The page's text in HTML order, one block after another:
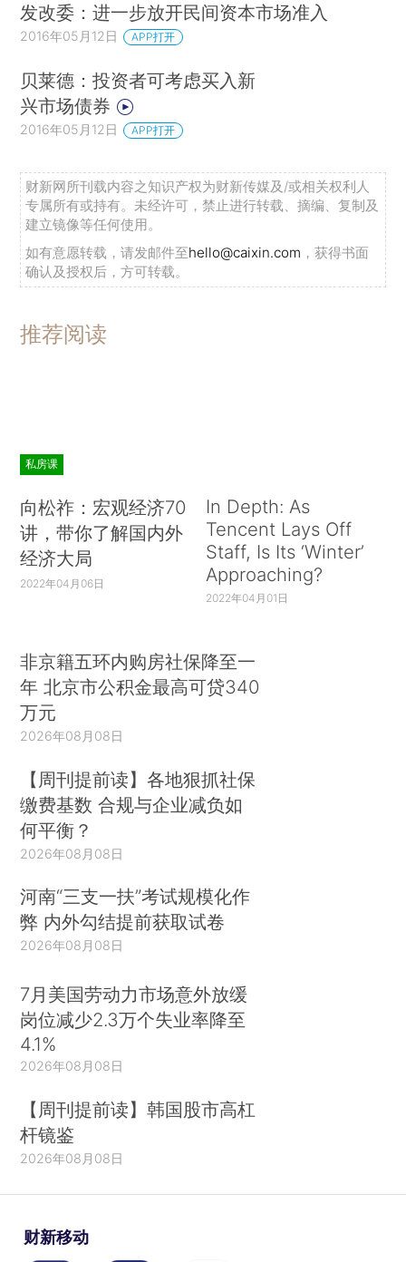
发改委：进一步放开民间资本市场准入
2016年05月12日 APP打开
贝莱德：投资者可考虑买入新
兴市场债券
2016年05月12日 APP打开
财新网所刊载内容之知识产权为财新传媒及/或相关权利人
专属所有或持有。未经许可，禁止进行转载、摘编、复制及
建立镜像等任何使用。
如有意愿转载，请发邮件至hello@caixin.com ，获得书面
确认及授权后，方可转载。
推荐阅读
私房课
向松祚：宏观经济70
讲，带你了解国内外
经济大局
2022年04月06日
In Depth: As
Tencent Lays Off
Staff, Is Its ‘Winter’
Approaching?
2022年04月01日
非京籍五环内购房社保降至一
年 北京市公积金最高可贷340
万元
2026年08月08日
【周刊提前读】各地狠抓社保
缴费基数 合规与企业减负如
何平衡？
2026年08月08日
河南“三支一扶”考试规模化作
弊 内外勾结提前获取试卷
2026年08月08日
7月美国劳动力市场意外放缓
岗位减少2.3万个失业率降至
4.1%
2026年08月08日
【周刊提前读】韩国股市高杠
杆镜鉴
2026年08月08日
财新移动